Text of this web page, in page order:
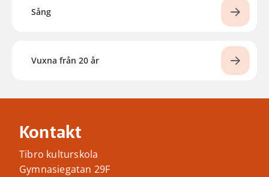
Sång
Vuxna från 20 år
Kontakt
Tibro kulturskola
Gymnasiegatan 29F